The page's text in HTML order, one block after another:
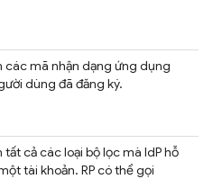
các mã nhận dạng ứng dụng
dùng đã đăng ký.
cả các loại bộ lọc mà IdP hỗ
tài khoản. RP có thể gọi